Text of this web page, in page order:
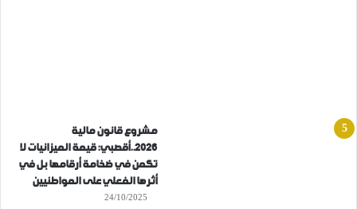
مشروع قانون مالية
2026..أقصبي: قيمة الميزانيات لا
تكمن في ضخامة أرقامها بل في
أثرها الفعلي على المواطنيين
24/10/2025